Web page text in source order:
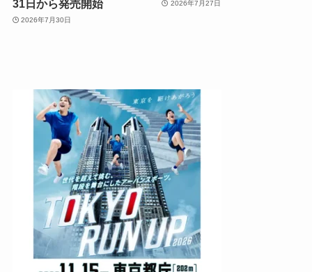
31日から発売開始
2026年7月30日
2026年7月27日